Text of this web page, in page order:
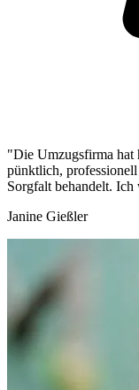
"Die Umzugsfirma hat
pünktlich,
Sorgfalt behandelt.
Janine Gießler